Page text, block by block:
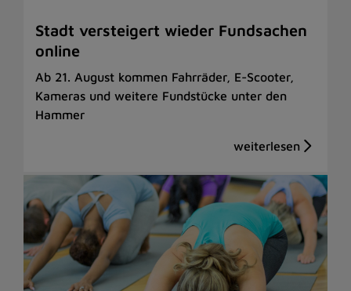
Stadt versteigert wieder Fundsachen
online
Ab 21. August kommen Fahrräder, E-Scooter,
Kameras und weitere Fundstücke unter den
Hammer